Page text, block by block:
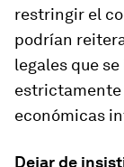
restringir el
podrían
legales que
estrictamente
económicas
Dejar de